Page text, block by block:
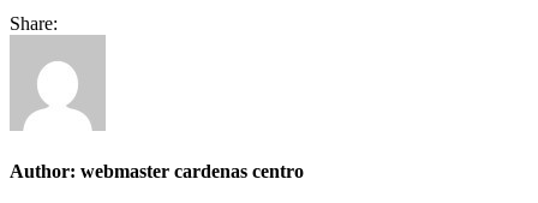
Share:
Author: webmaster cardenas centro